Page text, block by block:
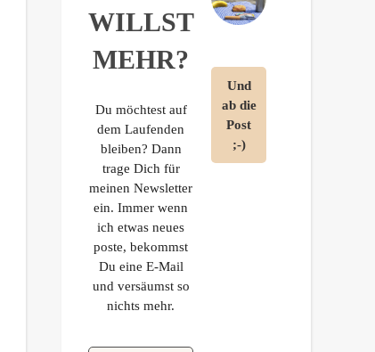
WILLST
MEHR?
Du möchtest auf
dem Laufenden
bleiben? Dann
trage Dich für
meinen Newsletter
ein. Immer wenn
ich etwas neues
poste, bekommst
Du eine E-Mail
und versäumst so
nichts mehr.